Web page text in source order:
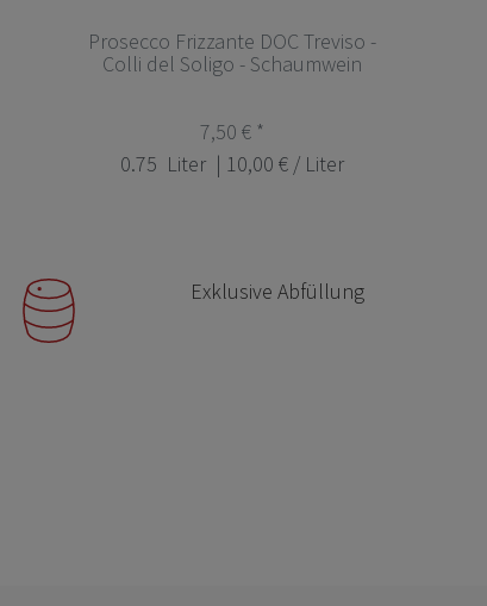
Prosecco Frizzante DOC Treviso -
Colli del Soligo - Schaumwein
7,50 € *
0.75 Liter | 10,00 € / Liter
Exklusive Abfüllung